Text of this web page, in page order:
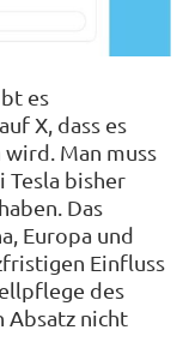
es
X, dass es
wird. Man muss
Tesla bisher
Das
Europa und
Einfluss
des
Absatz nicht